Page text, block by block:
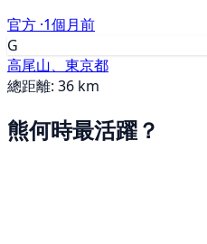
官方 ·1個月前
G
高尾山、東京都
總距離: 36 km
熊何時最活躍？